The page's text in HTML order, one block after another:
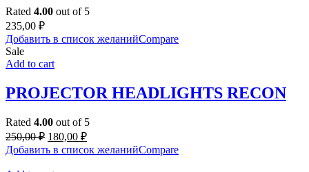
Rated 4.00 out of 5
235,00 ₽
Добавить в список желанийCompare
Sale
Add to cart
PROJECTOR HEADLIGHTS RECON
Rated 4.00 out of 5
250,00₽ Original
price
was:
180,00 ₽Current
price
is:
Добавить в список желанийCompare